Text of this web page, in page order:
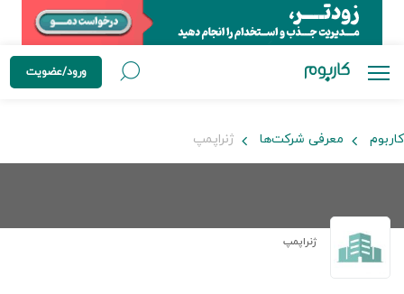
ورود/عضویت
کاربوم معرفی شرکت‌ها ژنراپمپ
ژنراپمپ